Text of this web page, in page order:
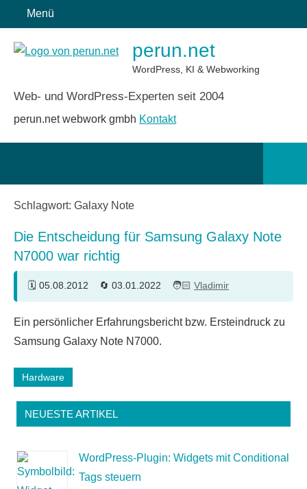
Inhalt
springen
Menü
perun.net
WordPress, KI & Webworking
Web- und WordPress-Experten seit 2004
perun.net webwork gmbh Kontakt
Schlagwort: Galaxy Note
Die Entscheidung für Samsung Galaxy Note
N7000 war richtig
05.08.2012 03.01.2022 Vladimir
Kommentare
Ein persönlicher Erfahrungsbericht bzw. Ersteindruck zu
Samsung Galaxy Note N7000.
Hardware
NEUESTE ARTIKEL
WordPress-Plugin: Widgets mit Conditional
Tags steuern